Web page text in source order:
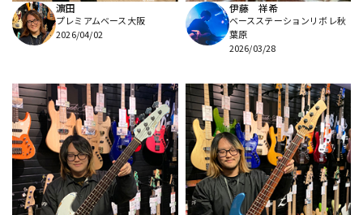
濵田
プレミアムベース大阪
2026/04/02
伊藤 祥希
ベースステーションリボレ秋
葉原
2026/03/28